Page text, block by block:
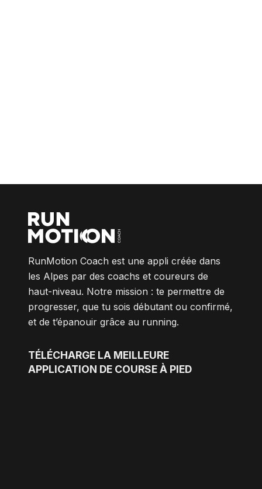
RunMotion Coach est une appli créée dans
les Alpes par des coachs et coureurs de
haut-niveau. Notre mission : te permettre de
progresser, que tu sois débutant ou confirmé,
et de t’épanouir grâce au running.
TÉLÉCHARGE LA MEILLEURE
APPLICATION DE COURSE À PIED